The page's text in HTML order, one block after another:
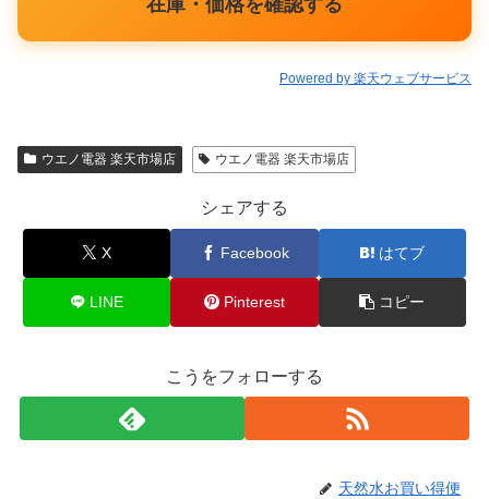
Powered by 楽天ウェブサービス
ウエノ電器 楽天市場店 ウエノ電器 楽天市場店
シェアする
X Facebook はてブ
LINE Pinterest コピー
こうをフォローする
天然水お買い得便